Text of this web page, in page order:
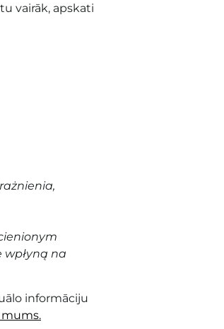
vairāk, apskati
na
informāciju
mums.